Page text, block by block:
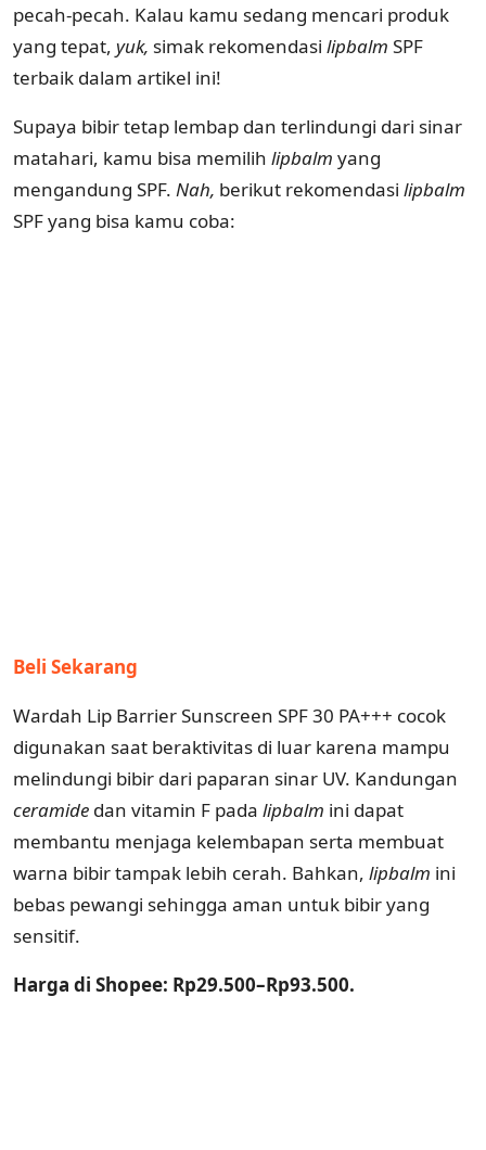
pecah-pecah. Kalau kamu sedang mencari produk
yang tepat, yuk, simak rekomendasi lipbalm SPF
terbaik dalam artikel ini!
Supaya bibir tetap lembap dan terlindungi dari sinar
matahari, kamu bisa memilih lipbalm yang
mengandung SPF. Nah, berikut rekomendasi lipbalm
SPF yang bisa kamu coba:
Beli Sekarang
Wardah Lip Barrier Sunscreen SPF 30 PA+++ cocok
digunakan saat beraktivitas di luar karena mampu
melindungi bibir dari paparan sinar UV. Kandungan
ceramide dan vitamin F pada lipbalm ini dapat
membantu menjaga kelembapan serta membuat
warna bibir tampak lebih cerah. Bahkan, lipbalm ini
bebas pewangi sehingga aman untuk bibir yang
sensitif.
Harga di Shopee: Rp29.500–Rp93.500.